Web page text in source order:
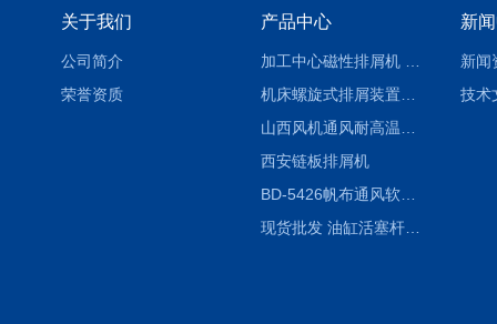
关于我们
公司简介
荣誉资质
产品中心
西安链板排屑机
BD-5426帆布通风软连接水泥布袋陕西生产厂家
现货批发 油缸活塞杆圆形保护套
新
新闻
技术